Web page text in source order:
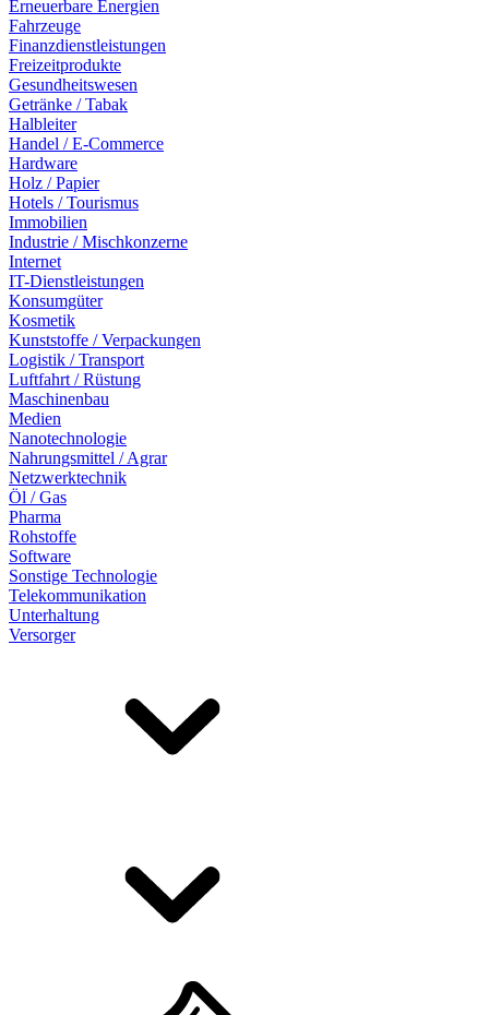
Erneuerbare Energien
Fahrzeuge
Finanzdienstleistungen
Freizeitprodukte
Gesundheitswesen
Getränke / Tabak
Halbleiter
Handel / E-Commerce
Hardware
Holz / Papier
Hotels / Tourismus
Immobilien
Industrie / Mischkonzerne
Internet
IT-Dienstleistungen
Konsumgüter
Kosmetik
Kunststoffe / Verpackungen
Logistik / Transport
Luftfahrt / Rüstung
Maschinenbau
Medien
Nanotechnologie
Nahrungsmittel / Agrar
Netzwerktechnik
Öl / Gas
Pharma
Rohstoffe
Software
Sonstige Technologie
Telekommunikation
Unterhaltung
Versorger